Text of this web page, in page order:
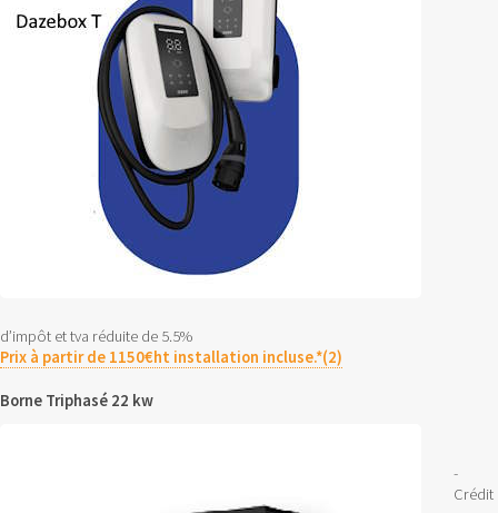
d’impôt et tva réduite de 5.5%
Prix à partir de 1150€ht installation incluse.*(2)
Borne Triphasé 22 kw
-
Crédit